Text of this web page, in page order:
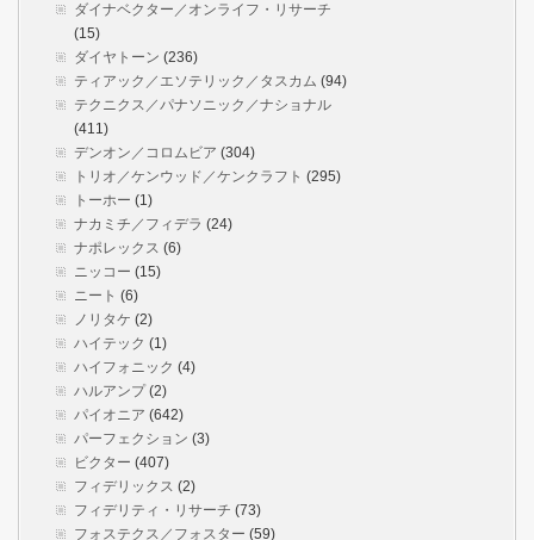
ダイナベクター／オンライフ・リサーチ
(15)
ダイヤトーン (236)
ティアック／エソテリック／タスカム (94)
テクニクス／パナソニック／ナショナル
(411)
デンオン／コロムビア (304)
トリオ／ケンウッド／ケンクラフト (295)
トーホー (1)
ナカミチ／フィデラ (24)
ナポレックス (6)
ニッコー (15)
ニート (6)
ノリタケ (2)
ハイテック (1)
ハイフォニック (4)
ハルアンプ(2)
パイオニア (642)
パーフェクション (3)
ビクター (407)
フィデリックス (2)
フィデリティ・リサーチ (73)
フォステクス／フォスター (59)